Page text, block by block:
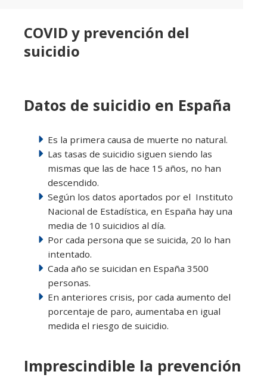
COVID y prevención del
suicidio
Datos de suicidio en España
Es la primera causa de muerte no natural.
Las tasas de suicidio siguen siendo las
mismas que las de hace 15 años, no han
descendido.
Según los datos aportados por el Instituto
Nacional de Estadística, en España hay una
media de 10 suicidios al día.
Por cada persona que se suicida, 20 lo han
intentado.
Cada año se suicidan en España 3500
personas.
En anteriores crisis, por cada aumento del
porcentaje de paro, aumentaba en igual
medida el riesgo de suicidio.
Imprescindible la prevención